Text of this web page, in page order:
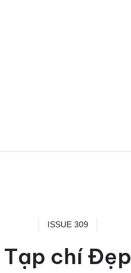
ISSUE 309
Tạp chí Đẹp